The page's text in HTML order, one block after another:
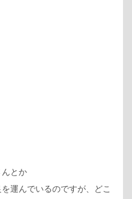
とか
運んでいるのですが、どこ